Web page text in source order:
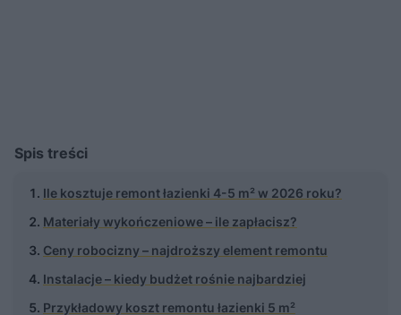
Spis treści
Ile kosztuje remont łazienki 4-5 m² w 2026 roku?
Materiały wykończeniowe – ile zapłacisz?
Ceny robocizny – najdroższy element remontu
Instalacje – kiedy budżet rośnie najbardziej
Przykładowy koszt remontu łazienki 5 m²